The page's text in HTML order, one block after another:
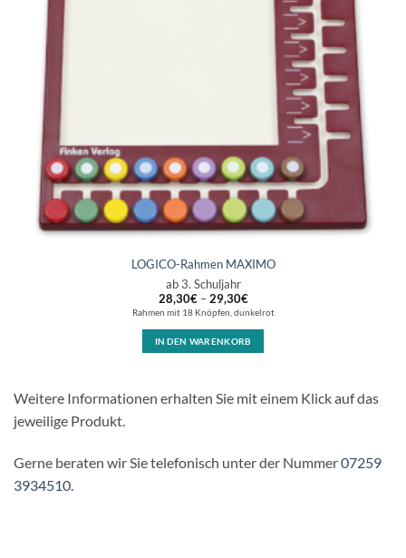
LOGICO-Rahmen MAXIMO
ab 3. Schuljahr
28,30€–29,30€
Rahmen mit 18 Knöpfen, dunkelrot
IN DEN WARENKORB
Weitere Informationen erhalten Sie mit einem Klick auf das
jeweilige Produkt.
Gerne beraten wir Sie telefonisch unter der Nummer07259
3934510.